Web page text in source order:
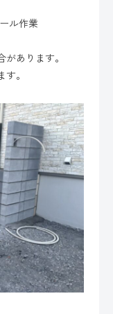
ル作業
あります。
。